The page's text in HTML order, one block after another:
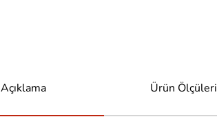
Açıklama Ürün Ölçüleri